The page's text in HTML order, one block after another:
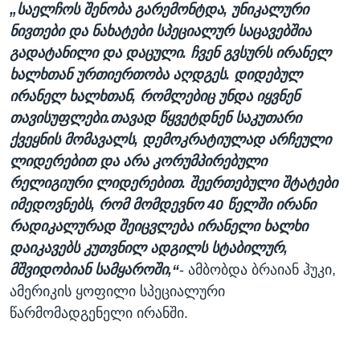
v
i
o
u
s
s
l
i
d
e
t
s
l
i
d
e
„საელჩოს შენობა გარემონტდა, უნიკალური
ნივთები და ნახატები სპეციალურ საცავებშია
გადატანილი და დაცული. ჩვენ გვსურს ირანელ
ხალხთან ურთიერთობა აღდგეს. დიდებულ
ირანელ ხალხთან, რომლებიც უნდა იყვნენ
თავისუფლები.თავად წყვეტდნენ საკუთარი
ქვეყნის მომავალს, დემოკრატიულად არჩეული
ლიდერებით და არა კორუმპირებული
რელიგიური ლიდერებით. შეერთებული შტატები
იმედოვნებს, რომ მომდევნო 40 წელში ირანი
რადიკალურად შეიცვლება ირანელი ხალხი
დაიკავებს კუთვნილ ადგილს სტაბილურ,
მშვიდობიან სამყაროში,“- ამბობდა ბრაიან ჰუკი,
ამერიკის ყოფილი სპეციალური
წარმომადგენელი ირანში.